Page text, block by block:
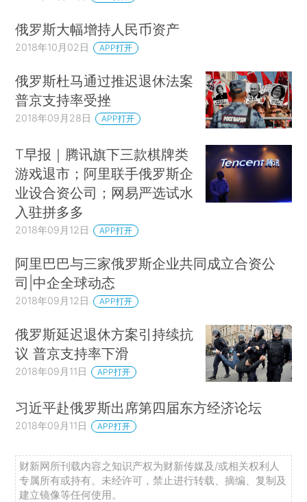
俄罗斯大幅增持人民币资产
2018年10月02日 APP打开
俄罗斯杜马通过推迟退休法案
普京支持率受挫
2018年09月28日 APP打开
T早报｜腾讯旗下三款棋牌类
游戏退市；阿里联手俄罗斯企
业设合资公司；网易严选试水
入驻拼多多
2018年09月12日 APP打开
阿里巴巴与三家俄罗斯企业共同成立合资公
司|中企全球动态
2018年09月12日 APP打开
俄罗斯延迟退休方案引持续抗
议 普京支持率下滑
2018年09月11日 APP打开
习近平赴俄罗斯出席第四届东方经济论坛
2018年09月11日 APP打开
财新网所刊载内容之知识产权为财新传媒及/或相关权利人
专属所有或持有。未经许可，禁止进行转载、摘编、复制及
建立镜像等任何使用。